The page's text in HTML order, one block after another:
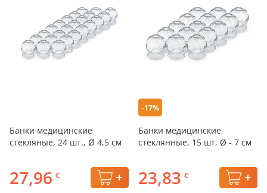
Банки медицинские
стекляные, 24 шт., Ø 4,5 см
27,96 €
-17%
Банки медицинские
стеклянные, 15 шт, Ø - 7 см
23,83 €